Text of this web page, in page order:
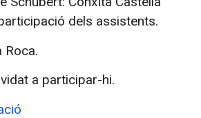
dels assistents.
Roca.
a participar-hi.